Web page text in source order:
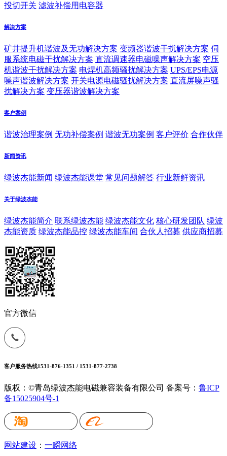
投切开关 滤波补偿用电容器
解决方案
矿井提升机谐波及无功解决方案 变频器谐波干扰解决方案 伺
服系统电磁干扰解决方案 直流调速器电磁噪声解决方案 空压
机谐波干扰解决方案 电焊机高频骚扰解决方案 UPS/EPS电源
噪声谐波解决方案 开关电源电磁骚扰解决方案 直流屏噪声骚
扰解决方案 变压器谐波解决方案
客户案例
谐波治理案例 无功补偿案例 谐波无功案例 客户评价 合作伙伴
新闻资讯
绿波杰能新闻 绿波杰能课堂 常见问题解答 行业新鲜资讯
关于绿波杰能
绿波杰能简介 联系绿波杰能 绿波杰能文化 核心研发团队 绿波
杰能资质 绿波杰能品控 绿波杰能车间 合伙人招募 供应商招募
官方微信
客户服务热线1531-876-1351 / 1531-877-2738
版权：©青岛绿波杰能电磁兼容装备有限公司 备案号： 鲁ICP
备15025904号-1
网站建设 ： 一瞬网络